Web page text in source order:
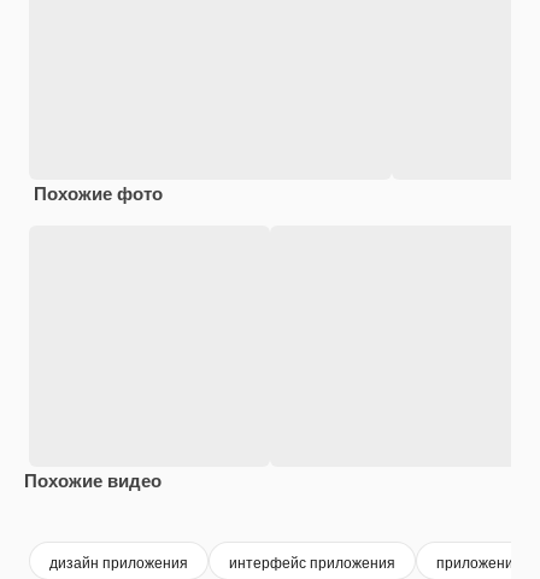
Похожие фото
Похожие видео
дизайн приложения интерфейс приложения приложение